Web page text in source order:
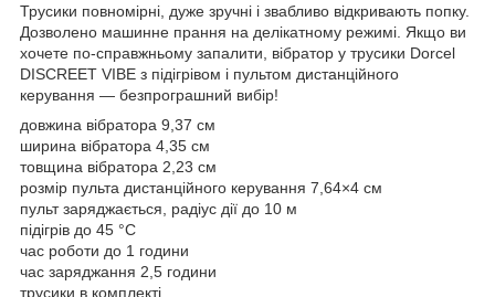
Трусики повномірні, дуже зручні і звабливо відкривають попку.
Дозволено машинне прання на делікатному режимі. Якщо ви
хочете по-справжньому запалити, вібратор у трусики Dorcel
DISCREET VIBE з підігрівом і пультом дистанційного
керування — безпрограшний вибір!
довжина вібратора 9,37 см
ширина вібратора 4,35 см
товщина вібратора 2,23 см
розмір пульта дистанційного керування 7,64×4 см
пульт заряджається, радіус дії до 10 м
підігрів до 45 °C
час роботи до 1 години
час заряджання 2,5 години
трусики в комплекті